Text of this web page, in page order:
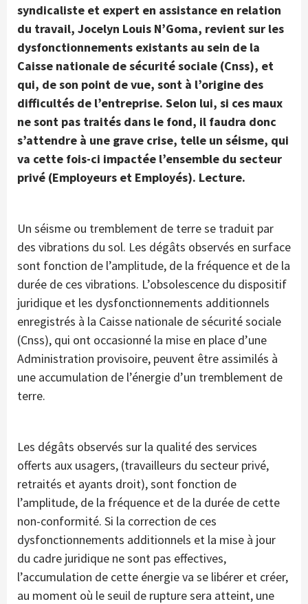
syndicaliste et expert en assistance en relation
du travail, Jocelyn Louis N’Goma, revient sur les
dysfonctionnements existants au sein de la
Caisse nationale de sécurité sociale (Cnss), et
qui, de son point de vue, sont à l’origine des
difficultés de l’entreprise. Selon lui, si ces maux
ne sont pas traités dans le fond, il faudra donc
s’attendre à une grave crise, telle un séisme, qui
va cette fois-ci impactée l’ensemble du secteur
privé (Employeurs et Employés). Lecture.
Un séisme ou tremblement de terre se traduit par
des vibrations du sol. Les dégâts observés en surface
sont fonction de l’amplitude, de la fréquence et de la
durée de ces vibrations. L’obsolescence du dispositif
juridique et les dysfonctionnements additionnels
enregistrés à la Caisse nationale de sécurité sociale
(Cnss), qui ont occasionné la mise en place d’une
Administration provisoire, peuvent être assimilés à
une accumulation de l’énergie d’un tremblement de
terre.
Les dégâts observés sur la qualité des services
offerts aux usagers, (travailleurs du secteur privé,
retraités et ayants droit), sont fonction de
l’amplitude, de la fréquence et de la durée de cette
non-conformité. Si la correction de ces
dysfonctionnements additionnels et la mise à jour
du cadre juridique ne sont pas effectives,
l’accumulation de cette énergie va se libérer et créer,
au moment où le seuil de rupture sera atteint, une